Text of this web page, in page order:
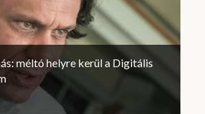
méltó helyre kerül a Digitális